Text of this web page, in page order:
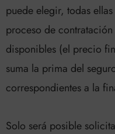
puede elegir, todas
proceso de
disponibles (el precio
suma la prima del
correspondientes a la
Solo será posible